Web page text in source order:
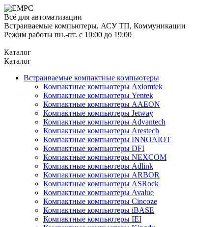
Всё для автоматизации
Встраиваемые компьютеры, АСУ ТП, Коммуникации
Режим работы пн.-пт. с 10:00 до 19:00
Каталог
Каталог
Встраиваемые компактные компьютеры
Компактные компьютеры Axiomtek
Компактные компьютеры Yentek
Компактные компьютеры AAEON
Компактные компьютеры Jetway
Компактные компьютеры Advantech
Компактные компьютеры Arestech
Компактные компьютеры INNOAIOT
Компактные компьютеры DFI
Компактные компьютеры NEXCOM
Компактные компьютеры Adlink
Компактные компьютеры ARBOR
Компактные компьютеры ASRock
Компактные компьютеры Avalue
Компактные компьютеры Cincoze
Компактные компьютеры iBASE
Компактные компьютеры IEI